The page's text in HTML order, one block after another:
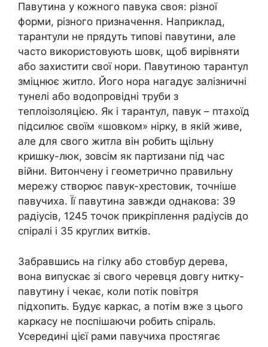
Павутина у кожного павука своя: різної
форми, різного призначення. Наприклад,
тарантули не прядуть типові павутини, але
часто використовують шовк, щоб вирівняти
або захистити свої нори. Павутиною тарантул
зміцнює житло. Його нора нагадує залізничні
тунелі або водопровідні труби з
теплоізоляцією. Як і тарантул, павук – птахоїд
підсилює своїм «шовком» нірку, в якій живе,
але для свого житла він робить щільну
кришку-люк, зовсім як партизани під час
війни. Витончену і геометрично правильну
мережу створює павук-хрестовик, точніше
павучиха. Її павутина завжди однакова: 39
радіусів, 1245 точок прикріплення радіусів до
спіралі і 35 круглих витків.
Забравшись на гілку або стовбур дерева,
вона випускає зі свого черевця довгу нитку-
павутину і чекає, коли потік повітря
підхопить. Будує каркас, а потім вже з цього
каркасу не поспішаючи робить спіраль.
Усередині цієї рами павучиха простягає